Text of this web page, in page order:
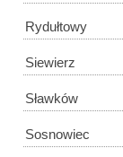
Rydułtowy
Siewierz
Sławków
Sosnowiec